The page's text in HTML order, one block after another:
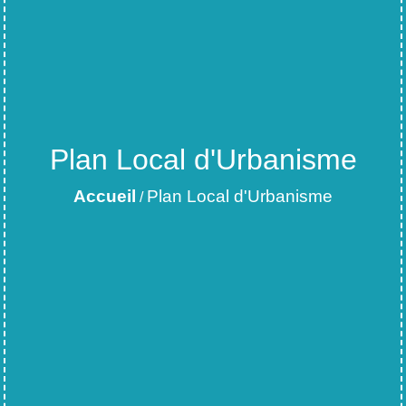
Plan Local d'Urbanisme
Accueil / Plan Local d'Urbanisme